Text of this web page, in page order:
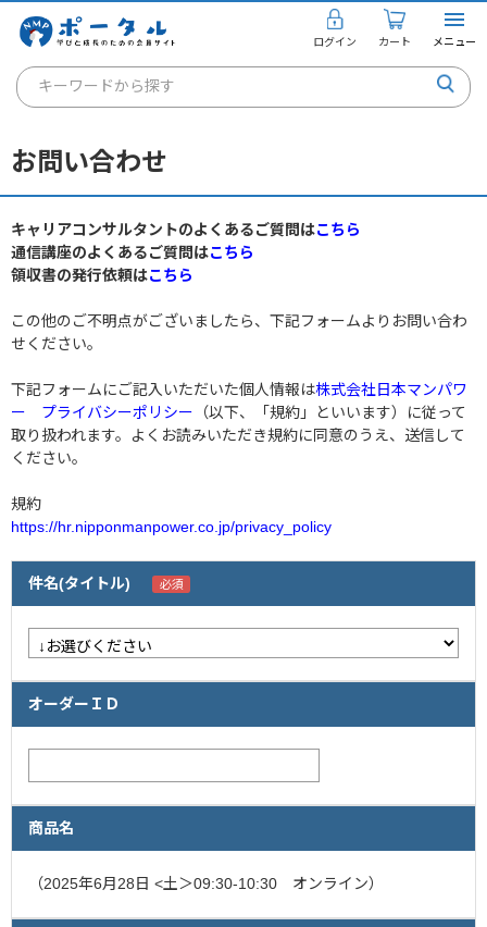
ログイン カート メニュー
キーワードから探す
通信講座
キャリアコンサルタント
講座を探す
ご利用ガイド
個人のお客様
企業情報
採用情報
閉じる
お問い合わせ
キャリアコンサルタントのよくあるご質問はこちら
通信講座のよくあるご質問はこちら
領収書の発行依頼はこちら
この他のご不明点がございましたら、下記フォームよりお問い合わ
せください。
下記フォームにご記入いただいた個人情報は株式会社日本マンパワ
ー プライバシーポリシー （以下、「規約」といいます）に従って
取り扱われます。よくお読みいただき規約に同意のうえ、送信して
ください。
規約
https://hr.nipponmanpower.co.jp/privacy_policy
件名(タイトル)
オーダーＩＤ
商品名
（2025年6月28日 <土＞09:30-10:30 オンライン）